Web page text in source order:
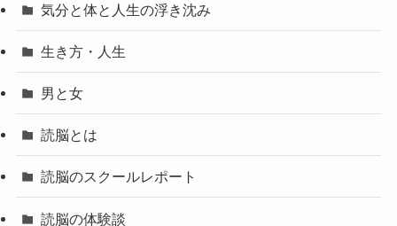
気分と体と人生の浮き沈み
生き方・人生
男と女
読脳とは
読脳のスクールレポート
読脳の体験談